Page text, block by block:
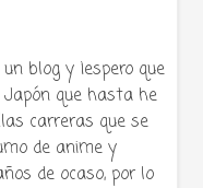
blog y ¡espero que
que hasta he
carreras que se
de anime y
de ocaso, por lo